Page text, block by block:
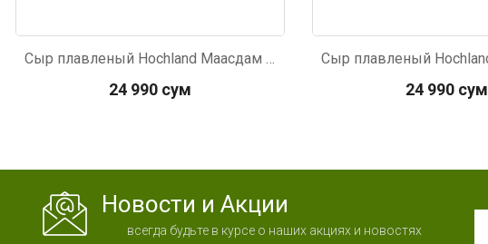
Сыр плавленый Hochland Маасдам 150г
24 990 сум 24 990 сум
Новости и Акции
всегда будьте в курсе о наших акциях и новостях